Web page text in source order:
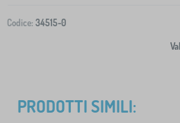
Codice: 34515-0
PRODOTTI SIMILI: